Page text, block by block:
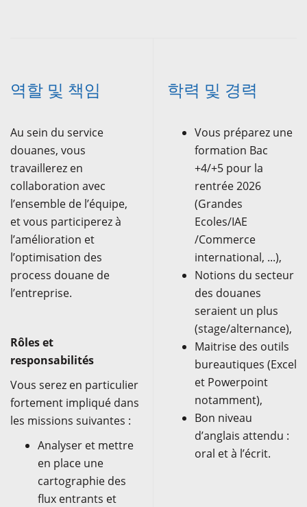
역할 및 책임
Au sein du service
douanes, vous
travaillerez en
collaboration avec
l’ensemble de l’équipe,
et vous participerez à
l’amélioration et
l’optimisation des
process douane de
l’entreprise.
Rôles et
responsabilités
Vous serez en particulier
fortement impliqué dans
les missions suivantes :
Analyser et mettre
en place une
cartographie des
flux entrants et
학력 및 경력
Vous préparez une
formation Bac
+4/+5 pour la
rentrée 2026
(Grandes
Ecoles/IAE
/Commerce
international, ...),
Notions du secteur
des douanes
seraient un plus
(stage/alternance),
Maitrise des outils
bureautiques (Excel
et Powerpoint
notamment),
Bon niveau
d’anglais attendu :
oral et à l’écrit.